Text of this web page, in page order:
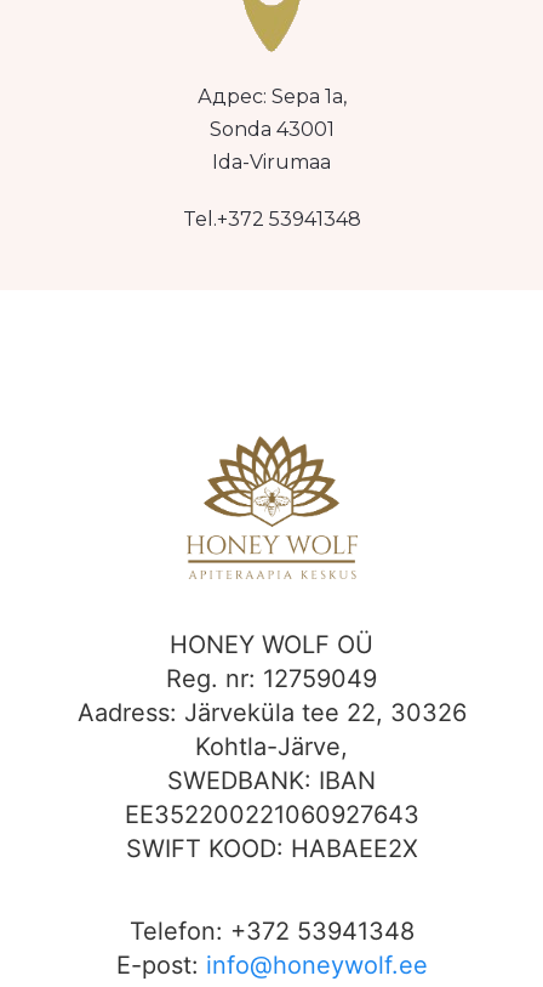
Адрес: Sepa 1a,
Sonda 43001
Ida-Virumaa
Tel.+372 53941348
HONEY WOLF OÜ
Reg. nr: 12759049
Aadress: Järveküla tee 22, 30326
Kohtla-Järve,
SWEDBANK: IBAN
EE352200221060927643
SWIFT KOOD: HABAEE2X
Telefon: +372 53941348
E-post: info@honeywolf.ee